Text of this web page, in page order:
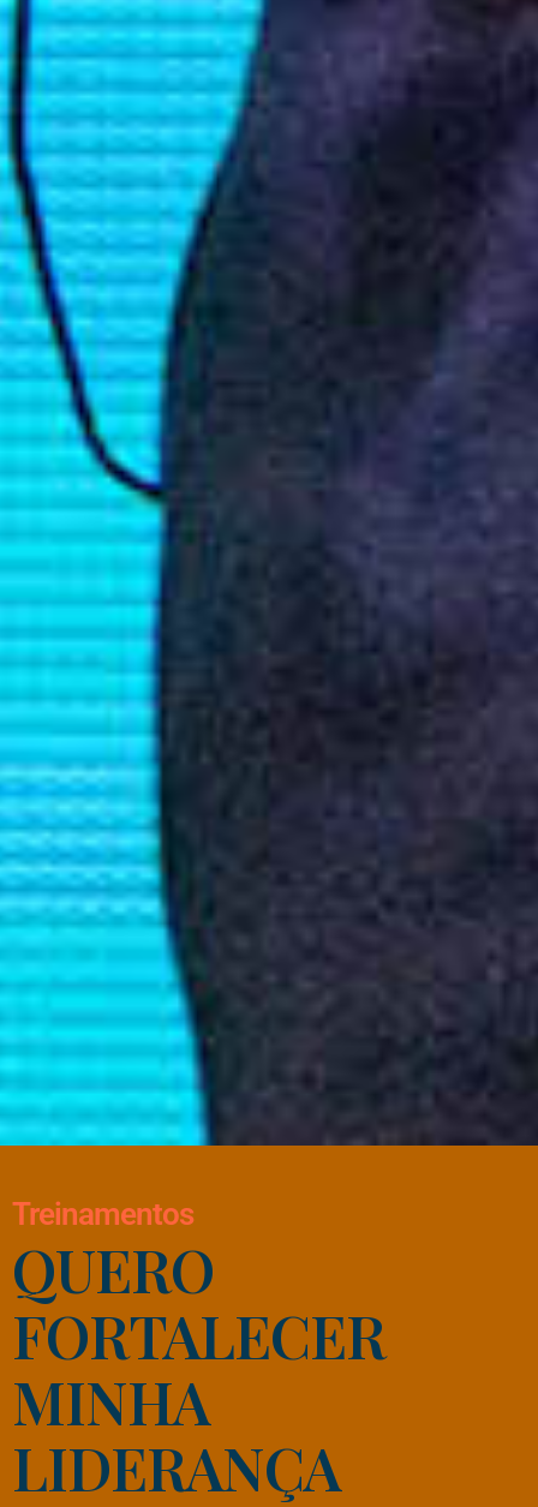
Treinamentos
QUERO
FORTALECER
MINHA
LIDERANÇA